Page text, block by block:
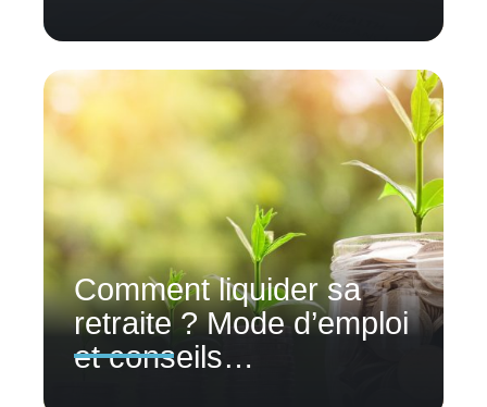
Comment liquider sa
retraite ? Mode d’emploi
et conseils…